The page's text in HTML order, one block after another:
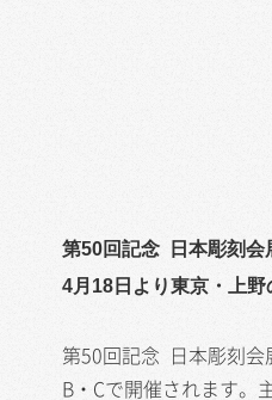
第50回記念 日本彫刻会
4月18日より東京・上野
第50回記念 日本彫刻会
B・Cで開催されます。